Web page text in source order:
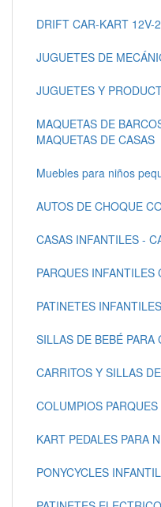
DRIFT CAR-KART 12V-
JUGUETES DE
JUGUETES Y
MAQUETAS DE
MAQUETAS DE CASAS
Muebles para niños
AUTOS DE CHOQUE
CASAS INFANTILES -
PARQUES
PATINETES INFANTILES
SILLAS DE BEBÉ PARA
CARRITOS Y SILLAS
COLUMPIOS
KART PEDALES PARA
PONYCYCLES